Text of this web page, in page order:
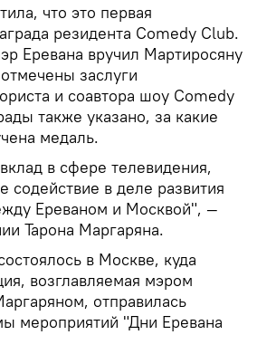
что это первая
резидента Comedy Club.
Еревана вручил Мартиросяну
заслуги
и соавтора шоу Comedy
также указано, за какие
медаль.
в сфере телевидения,
содействие в деле развития
Ереваном и Москвой", —
Тарона Маргаряна.
в Москве, куда
возглавляемая мэром
отправилась
мероприятий "Дни Еревана